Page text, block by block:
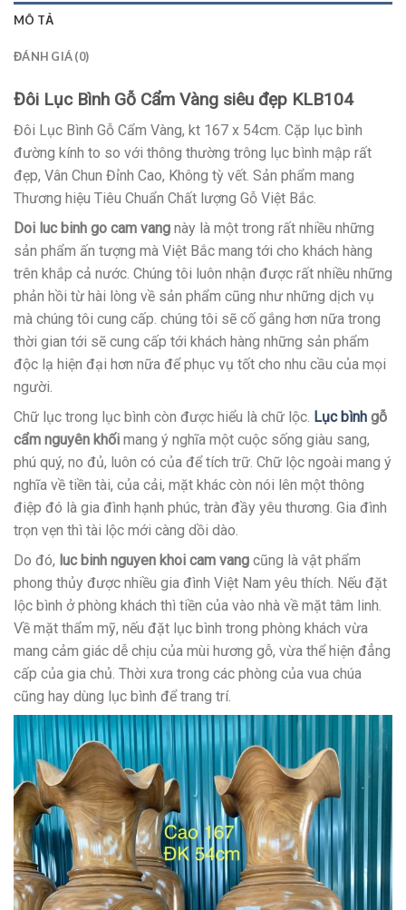
MÔ TẢ
ĐÁNH GIÁ (0)
Đôi Lục Bình Gỗ Cẩm Vàng siêu đẹp KLB104
Đôi Lục Bình Gỗ Cẩm Vàng, kt 167 x 54cm. Cặp lục bình
đường kính to so với thông thường trông lục bình mập rất
đẹp, Vân Chun Đỉnh Cao, Không tỳ vết. Sản phẩm mang
Thương hiệu Tiêu Chuẩn Chất lượng Gỗ Việt Bắc.
Doi luc binh go cam vang này là một trong rất nhiều những
sản phẩm ấn tượng mà Việt Bắc mang tới cho khách hàng
trên khắp cả nước. Chúng tôi luôn nhận được rất nhiều những
phản hồi từ hài lòng về sản phẩm cũng như những dịch vụ
mà chúng tôi cung cấp. chúng tôi sẽ cố gắng hơn nữa trong
thời gian tới sẽ cung cấp tới khách hàng những sản phẩm
độc lạ hiện đại hơn nữa để phục vụ tốt cho nhu cầu của mọi
người.
Chữ lục trong lục bình còn được hiểu là chữ lộc. Lục bình gỗ
cẩm nguyên khối mang ý nghĩa một cuộc sống giàu sang,
phú quý, no đủ, luôn có của để tích trữ. Chữ lộc ngoài mang ý
nghĩa về tiền tài, của cải, mặt khác còn nói lên một thông
điệp đó là gia đình hạnh phúc, tràn đầy yêu thương. Gia đình
trọn vẹn thì tài lộc mới càng dồi dào.
Do đó, luc binh nguyen khoi cam vang cũng là vật phẩm
phong thủy được nhiều gia đình Việt Nam yêu thích. Nếu đặt
lộc bình ở phòng khách thì tiền của vào nhà về mặt tâm linh.
Về mặt thẩm mỹ, nếu đặt lục bình trong phòng khách vừa
mang cảm giác dễ chịu của mùi hương gỗ, vừa thể hiện đẳng
cấp của gia chủ. Thời xưa trong các phòng của vua chúa
cũng hay dùng lục bình để trang trí.